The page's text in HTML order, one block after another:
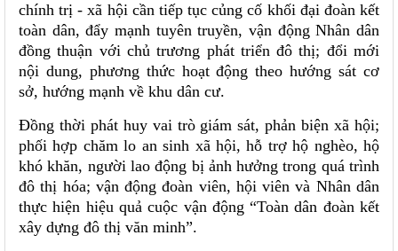
chính trị - xã hội cần tiếp tục củng cố khối đại đoàn kết
toàn dân, đẩy mạnh tuyên truyền, vận động Nhân dân
đồng thuận với chủ trương phát triển đô thị; đổi mới
nội dung, phương thức hoạt động theo hướng sát cơ
sở, hướng mạnh về khu dân cư.
Đồng thời phát huy vai trò giám sát, phản biện xã hội;
phối hợp chăm lo an sinh xã hội, hỗ trợ hộ nghèo, hộ
khó khăn, người lao động bị ảnh hưởng trong quá trình
đô thị hóa; vận động đoàn viên, hội viên và Nhân dân
thực hiện hiệu quả cuộc vận động “Toàn dân đoàn kết
xây dựng đô thị văn minh”.